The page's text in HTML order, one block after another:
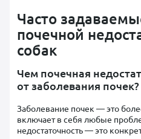
Часто
почечной
собак
Чем почечная
от заболевания почек?
Заболевание почек — это
включает в себя любые
недостаточность — это